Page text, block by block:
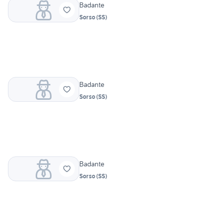
Badante
Sorso(SS)
Badante
Sorso(SS)
Badante
Sorso(SS)